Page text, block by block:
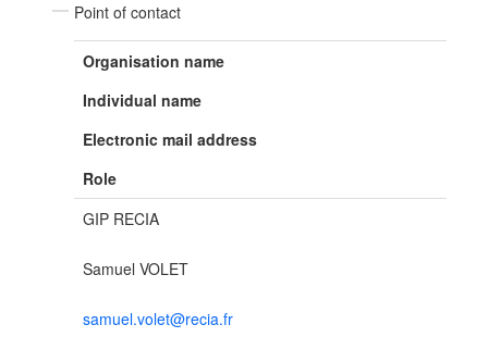
Point of contact
Organisation name
Individual name
Electronic mail address
Role
GIP RECIA
Samuel VOLET
samuel.volet@recia.fr